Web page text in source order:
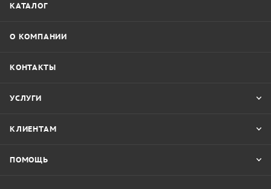
КАТАЛОГ
О КОМПАНИИ
КОНТАКТЫ
УСЛУГИ
КЛИЕНТАМ
ПОМОЩЬ